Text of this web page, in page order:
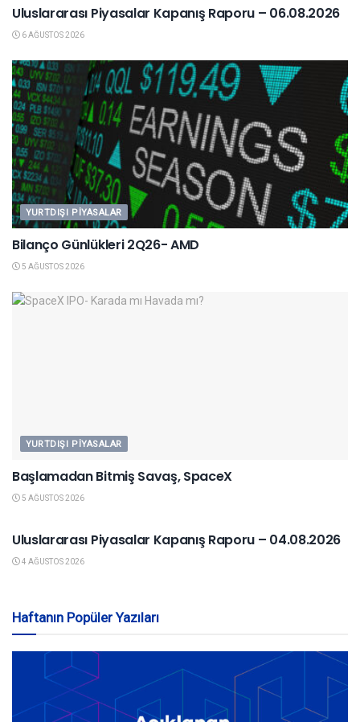
Uluslararası Piyasalar Kapanış Raporu – 06.08.2026
6 AĞUSTOS 2026
YURTDIŞI PIYASALAR
Bilanço Günlükleri 2Q26- AMD
5 AĞUSTOS 2026
YURTDIŞI PIYASALAR
Başlamadan Bitmiş Savaş, SpaceX
5 AĞUSTOS 2026
Uluslararası Piyasalar Kapanış Raporu – 04.08.2026
4 AĞUSTOS 2026
Haftanın Popüler Yazıları